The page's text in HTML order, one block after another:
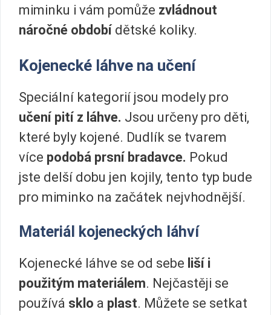
miminku i vám pomůže zvládnout
náročné období dětské koliky.
Kojenecké láhve na učení
Speciální kategorií jsou modely pro
učení pití z láhve. Jsou určeny pro děti,
které byly kojené. Dudlík se tvarem
více podobá prsní bradavce. Pokud
jste delší dobu jen kojily, tento typ bude
pro miminko na začátek nejvhodnější.
Materiál kojeneckých láhví
Kojenecké láhve se od sebe liší i
použitým materiálem. Nejčastěji se
používá sklo a plast. Můžete se setkat